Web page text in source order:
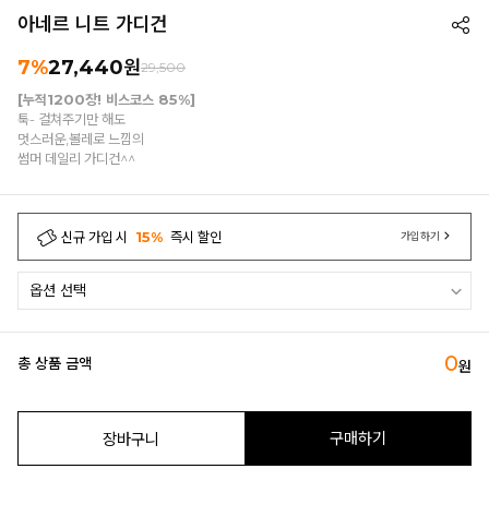
아네르 니트 가디건
7%27,440원29,500
[누적1200장! 비스코스 85%]
툭- 걸쳐주기만 해도
멋스러운,볼레로 느낌의
썸머 데일리 가디건^^
신규 가입 시 15% 즉시 할인 가입하기
총 상품 금액 0원
장바구니 구매하기